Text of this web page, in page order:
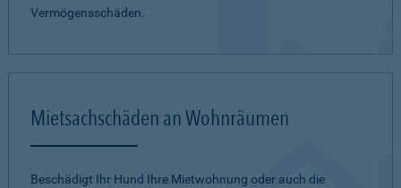
Vermögensschäden.
Mietsachschäden an Wohnräumen
Beschädigt Ihr Hund Ihre Mietwohnung oder auch die